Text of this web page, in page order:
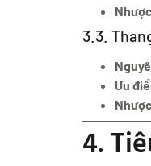
3.3.
Ưu
4.